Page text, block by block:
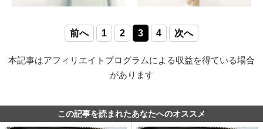
前へ 1 2 3 4 次へ
本記事はアフィリエイトプログラムによる収益を得ている場合
があります
この記事を読まれたあなたへのオススメ